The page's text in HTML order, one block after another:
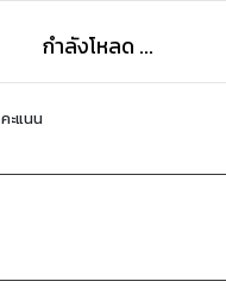
กำลังโหลด ...
คะแนน